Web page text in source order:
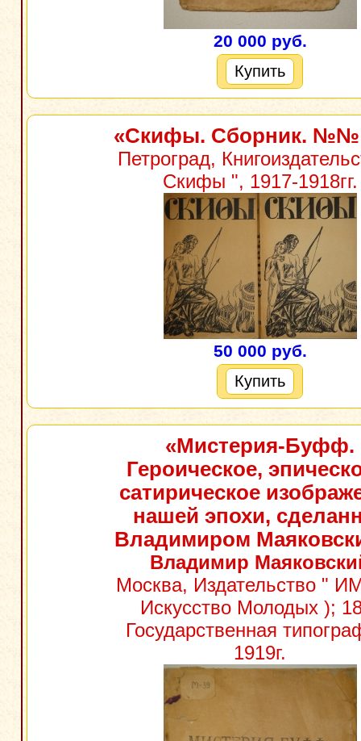
20 000 руб.
Купить
«Скифы. Сборник. №№
Петроград,
Скифы ", 1917-1918гг.
50 000 руб.
Купить
«Мистерия-Буфф.
Героическое,
сатирическое
нашей эпохи,
Владимиром
Владимир
Москва, Издательство "
Искусство Молодых );
Государственная
1919г.